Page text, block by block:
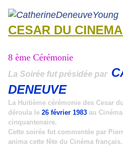
CESAR DU
8 ème Cérémonie
La Soirée fut présidée par
DENEUVE
La Huitième cérémonie des Cesar
déroula le 26 février 1983 au
cinquantenaire.
Cette soirée fut commentée par
anima cette fête du Cinéma